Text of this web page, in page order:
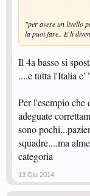
"per avere un livello
la puoi fare.. E li
Il 4a basso si
....e tutta l'Italia e'
Per l'esempio che
adeguate
sono
squadre....ma
categoria
13 Giu 2014